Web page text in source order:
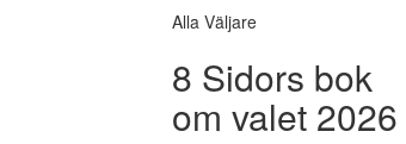
Alla Väljare
8 Sidors bok
om valet 2026